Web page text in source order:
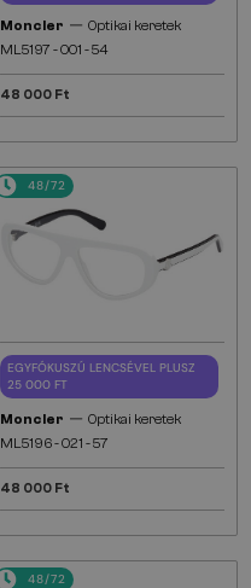
Moncler — Optikai keretek
ML5197 - 001 - 54
48 000 Ft
48/72
EGYFÓKUSZÚ LENCSÉVEL PLUSZ
25 000 FT
Moncler — Optikai keretek
ML5196 - 021 - 57
48 000 Ft
48/72